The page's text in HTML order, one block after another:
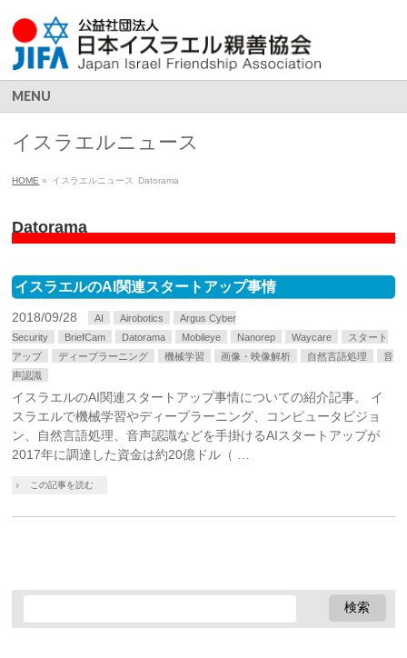
MENU
イスラエルニュース
HOME » イスラエルニュース Datorama
Datorama
イスラエルのAI関連スタートアップ事情
2018/09/28 AI Airobotics
Argus Cyber
Security
BriefCam Datorama Mobileye Nanorep Waycare
スタート
アップ
ディープラーニング 機械学習 画像・映像解析 自然言語処理
音
声認識
イスラエルのAI関連スタートアップ事情についての紹介記事。 イ
スラエルで機械学習やディープラーニング、コンピュータビジョ
ン、自然言語処理、音声認識などを手掛けるAIスタートアップが
2017年に調達した資金は約20億ドル（ …
この記事を読む